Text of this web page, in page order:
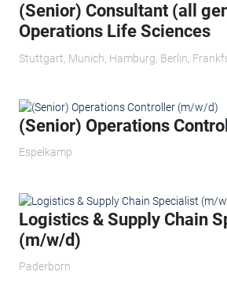
(Senior) Consultant (all
Operations Life Sciences
Stuttgart, Munich, Hamburg, Berlin,
(Senior) Operations
Espelkamp
Logistics & Supply Chain
(m/w/d)
Paderborn